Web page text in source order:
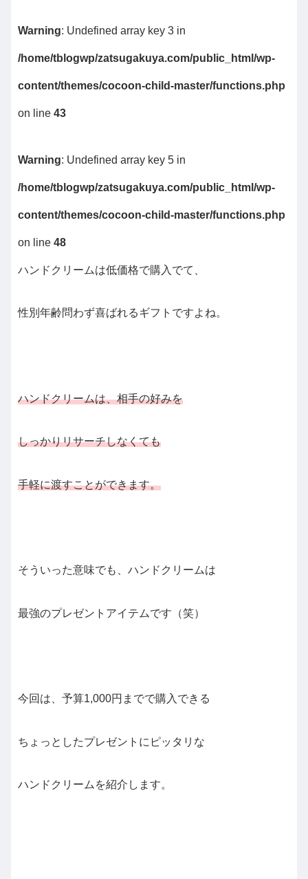
Warning: Undefined array key 3 in
/home/tblogwp/zatsugakuya.com/public_html/wp-
content/themes/cocoon-child-master/functions.php
on line 43
Warning: Undefined array key 5 in
/home/tblogwp/zatsugakuya.com/public_html/wp-
content/themes/cocoon-child-master/functions.php
on line 48
ハンドクリームは低価格で購入でて、
性別年齢問わず喜ばれるギフトですよね。
ハンドクリームは、相手の好みを
しっかりリサーチしなくても
手軽に渡すことができます。
そういった意味でも、ハンドクリームは
最強のプレゼントアイテムです（笑）
今回は、予算1,000円までで購入できる
ちょっとしたプレゼントにピッタリな
ハンドクリームを紹介します。